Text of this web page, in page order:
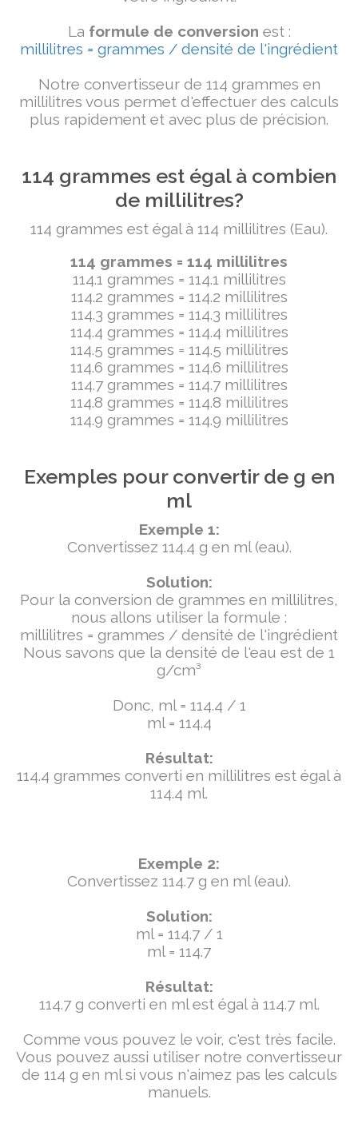
La formule de conversion est :
millilitres = grammes / densité de l'ingrédient
Notre convertisseur de 114 grammes en
millilitres vous permet d'effectuer des calculs
plus rapidement et avec plus de précision.
114 grammes est égal à combien
de millilitres?
114 grammes est égal à 114 millilitres (Eau).
114 grammes = 114 millilitres
114.1 grammes = 114.1 millilitres
114.2 grammes = 114.2 millilitres
114.3 grammes = 114.3 millilitres
114.4 grammes = 114.4 millilitres
114.5 grammes = 114.5 millilitres
114.6 grammes = 114.6 millilitres
114.7 grammes = 114.7 millilitres
114.8 grammes = 114.8 millilitres
114.9 grammes = 114.9 millilitres
Exemples pour convertir de g en
ml
Exemple 1:
Convertissez 114.4 g en ml (eau).
Solution:
Pour la conversion de grammes en millilitres,
nous allons utiliser la formule :
millilitres = grammes / densité de l'ingrédient
Nous savons que la densité de l'eau est de 1
g/cm³
Donc, ml = 114.4 / 1
ml = 114.4
Résultat:
114.4 grammes converti en millilitres est égal à
114.4 ml.
Exemple 2:
Convertissez 114.7 g en ml (eau).
Solution:
ml = 114.7 / 1
ml = 114.7
Résultat:
114.7 g converti en ml est égal à 114.7 ml.
Comme vous pouvez le voir, c'est très facile.
Vous pouvez aussi utiliser notre convertisseur
de 114 g en ml si vous n'aimez pas les calculs
manuels.